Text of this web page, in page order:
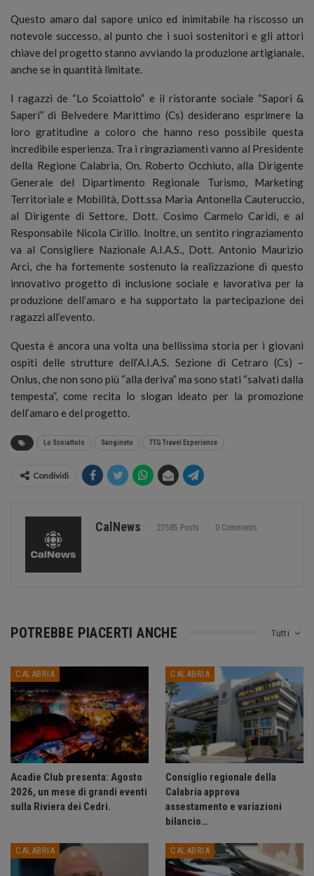
Questo amaro dal sapore unico ed inimitabile ha riscosso un
notevole successo, al punto che i suoi sostenitori e gli attori
chiave del progetto stanno avviando la produzione artigianale,
anche se in quantità limitate.
I ragazzi de “Lo Scoiattolo” e il ristorante sociale “Sapori &
Saperi” di Belvedere Marittimo (Cs) desiderano esprimere la
loro gratitudine a coloro che hanno reso possibile questa
incredibile esperienza. Tra i ringraziamenti vanno al Presidente
della Regione Calabria, On. Roberto Occhiuto, alla Dirigente
Generale del Dipartimento Regionale Turismo, Marketing
Territoriale e Mobilità, Dott.ssa Maria Antonella Cauteruccio,
al Dirigente di Settore, Dott. Cosimo Carmelo Caridi, e al
Responsabile Nicola Cirillo. Inoltre, un sentito ringraziamento
va al Consigliere Nazionale A.I.A.S., Dott. Antonio Maurizio
Arci, che ha fortemente sostenuto la realizzazione di questo
innovativo progetto di inclusione sociale e lavorativa per la
produzione dell’amaro e ha supportato la partecipazione dei
ragazzi all’evento.
Questa è ancora una volta una bellissima storia per i giovani
ospiti delle strutture dell’A.I.A.S. Sezione di Cetraro (Cs) –
Onlus, che non sono più “alla deriva” ma sono stati “salvati dalla
tempesta”, come recita lo slogan ideato per la promozione
dell’amaro e del progetto.
Lo Scoiattolo Sangineto TTG Travel Experience
Condividi
CalNews 27585 Posts 0 Comments
Tutti
POTREBBE PIACERTI ANCHE
CALABRIA
Acadie Club presenta: Agosto
2026, un mese di grandi eventi
sulla Riviera dei Cedri.
CALABRIA
Consiglio regionale della
Calabria approva
assestamento e variazioni
bilancio…
CALABRIA CALABRIA